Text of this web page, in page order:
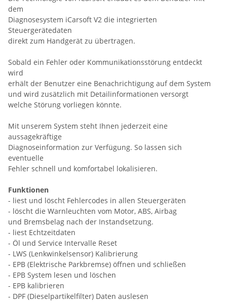
dem
Diagnosesystem iCarsoft V2 die integrierten
Steuergerätedaten
direkt zum Handgerät zu übertragen.
Sobald ein Fehler oder Kommunikationsstörung entdeckt
wird
erhält der Benutzer eine Benachrichtigung auf dem System
und wird zusätzlich mit Detailinformationen versorgt
welche Störung vorliegen könnte.
Mit unserem System steht Ihnen jederzeit eine
aussagekräftige
Diagnoseinformation zur Verfügung. So lassen sich
eventuelle
Fehler schnell und komfortabel lokalisieren.
Funktionen
- liest und löscht Fehlercodes in allen Steuergeräten
- löscht die Warnleuchten vom Motor, ABS, Airbag
und Bremsbelag nach der Instandsetzung.
- liest Echtzeitdaten
- Öl und Service Intervalle Reset
- LWS (Lenkwinkelsensor) Kalibrierung
- EPB (Elektrische Parkbremse) öffnen und schließen
- EPB System lesen und löschen
- EPB kalibrieren
- DPF (Dieselpartikelfilter) Daten auslesen